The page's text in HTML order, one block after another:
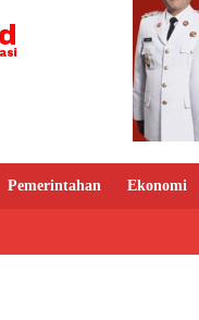
Pemerintahan Ekonomi